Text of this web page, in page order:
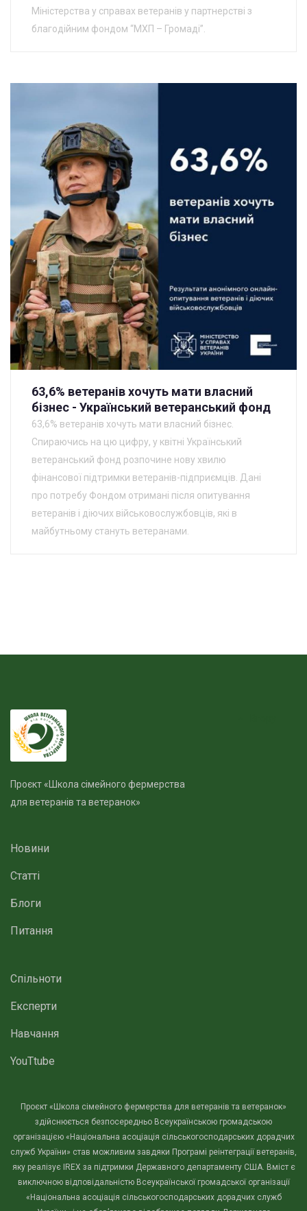
Міністерства у справах ветеранів у партнерстві з
благодійним фондом “МХП – Громаді”.
63,6% ветеранів хочуть мати власний
бізнес - Український ветеранський фонд
63,6% ветеранів хочуть мати власний бізнес.
Спираючись на цю цифру, у квітні Український
ветеранський фонд розпочине нову хвилю
фінансової підтримки ветеранів-підприємців. Дані
про потребу Фондом отримані після опитування
ветеранів і діючих військовослужбовців, які в
майбутньому стануть ветеранами.
Проєкт «Школа сімейного фермерства
для ветеранів та ветеранок»
Новини
Статті
Блоги
Питання
Спільноти
Експерти
Навчання
YouTtube
Проєкт «Школа сімейного фермерства для ветеранів та ветеранок»
здійснюється безпосередньо Всеукраїнською громадською
організацією «Національна асоціація сільськогосподарських дорадчих
служб України» став можливим завдяки Програмі реінтеграції ветеранів,
яку реалізує IREX за підтримки Державного департаменту США. Вміст є
виключною відповідальністю Всеукраїнської громадської організації
«Національна асоціація сільськогосподарських дорадчих служб